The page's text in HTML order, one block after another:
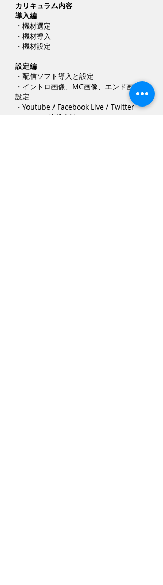
カリキュラム内容
導入編
・機材選定
・機材導入
・機材設定
設定編​
・配信ソフト導入と設定
・イントロ画像、MC画像、エンド画像の
設定
・Youtube / Facebook Live / Twitter
Periscope連携方法